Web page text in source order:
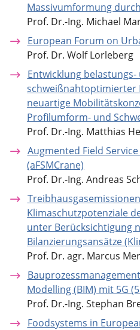
Massivumformung
Prof. Dr.-Ing. Michael
European Forum on
Prof. Dr. Wolf Lorleberg
Entwicklung belastungs-
neuartige
Profilumform- und
Prof. Dr.-Ing. Matthias
Augmented Field
(aFSMCrane)
Prof. Dr.-Ing. Andreas
Klimaschutzpotenziale
unter Berücksichtigung
Bilanzierungsansätze
Prof. Dr. agr. Marcus
Modelling (BIM) mit 5G
Prof. Dr.-Ing. Stephan
Foodsystems in